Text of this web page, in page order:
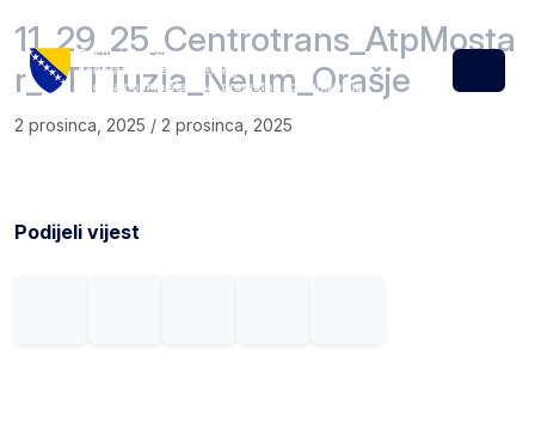
Menu
11_29_25_Centrotrans_AtpMosta
r_TTTTuzla_Neum_Orašje
2 prosinca, 2025 / 2 prosinca, 2025
Podijeli vijest